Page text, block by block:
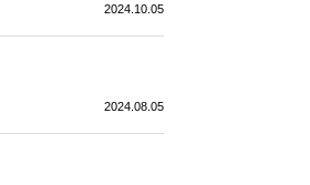
2024.10.05
2024.08.05